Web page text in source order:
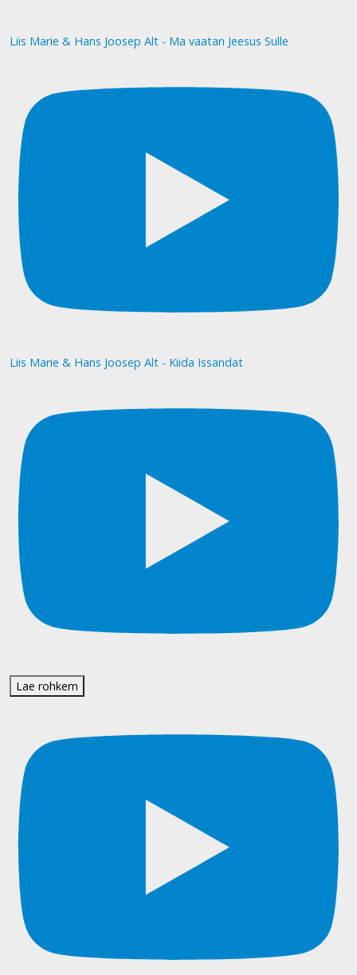
Liis Marie & Hans Joosep Alt - Ma vaatan Jeesus Sulle
Liis Marie & Hans Joosep Alt - Kiida Issandat
Lae rohkem